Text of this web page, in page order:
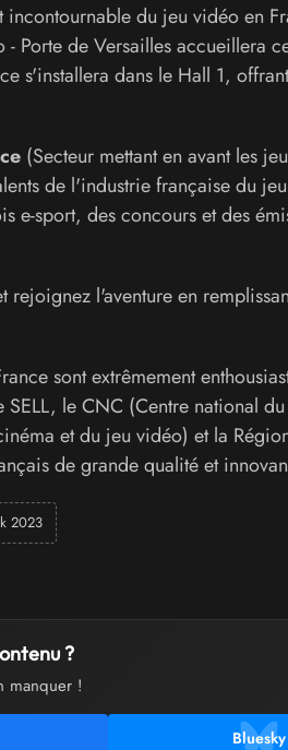
du jeu vidéo en
- Porte de Versailles accueillera
s'installera dans le Hall 1,
(Secteur mettant en avant les
de l'industrie française du
e-sport, des concours et des
l'aventure en
sont extrêmement
le CNC (Centre national
et du jeu vidéo) et la
de grande qualité et
2023
?
manquer !
Bluesky